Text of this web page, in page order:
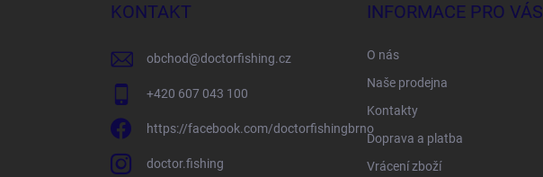
KONTAKT
obchod@doctorfishing.cz
+420 607 043 100
https://facebook.com/doctorfishingbrno
doctor.fishing
INFORMACE PRO VÁS
O nás
Naše prodejna
Kontakty
Doprava a platba
Vrácení zboží